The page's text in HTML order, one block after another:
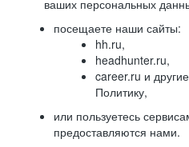
ваших персональных
посещаете наши сайты:
hh.ru,
headhunter.ru,
career.ru и
Политику,
или пользуетесь
предоставляются нами.